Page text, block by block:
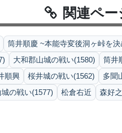
関連ペー
筒井順慶 ~本能寺変後洞ヶ峠を
大和郡山城の戦い(1580)
筒井
順興 桜井城の戦い(1562) 多聞
の戦い(1577) 松倉右近 森好之